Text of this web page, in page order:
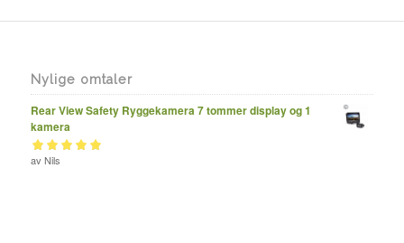
Nylige omtaler
Rear View Safety Ryggekamera 7 tommer display og 1
kamera
Vurdert
av Nils